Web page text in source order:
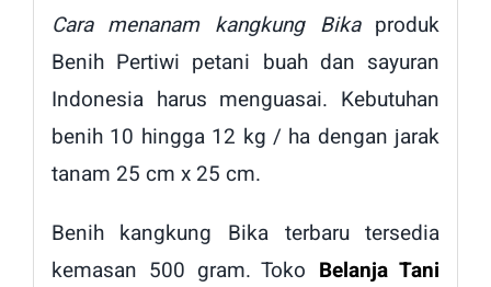
Cara menanam kangkung Bika produk
Benih Pertiwi petani buah dan sayuran
Indonesia harus menguasai. Kebutuhan
benih 10 hingga 12 kg / ha dengan jarak
tanam 25 cm x 25 cm.
Benih kangkung Bika terbaru tersedia
kemasan 500 gram. Toko Belanja Tani